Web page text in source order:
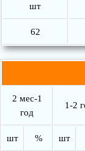
шт
62
2 мес-1
год
1-2
шт % шт